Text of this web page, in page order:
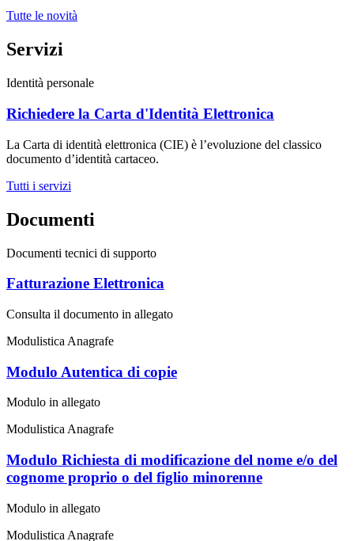
Tutte le novità
Servizi
Identità personale
Richiedere la Carta d'Identità Elettronica
La Carta di identità elettronica (CIE) è l’evoluzione del classico
documento d’identità cartaceo.
Tutti i servizi
Documenti
Documenti tecnici di supporto
Fatturazione Elettronica
Consulta il documento in allegato
Modulistica Anagrafe
Modulo Autentica di copie
Modulo in allegato
Modulistica Anagrafe
Modulo Richiesta di modificazione del nome e/o del
cognome proprio o del figlio minorenne
Modulo in allegato
Modulistica Anagrafe